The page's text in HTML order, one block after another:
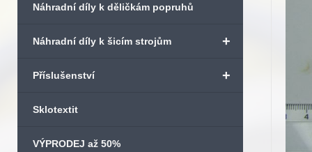
Náhradní díly k děličkám popruhů
+
Náhradní díly k šicím strojům
+
Příslušenství
Sklotextit
VÝPRODEJ až 50%